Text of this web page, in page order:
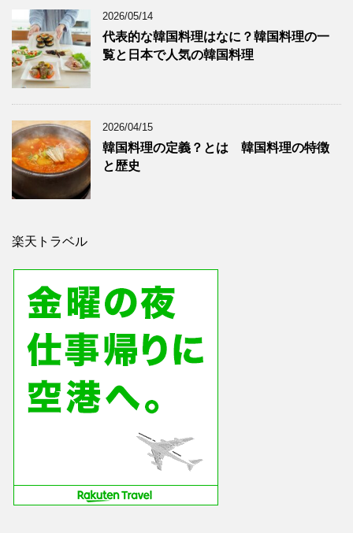
2026/05/14
代表的な韓国料理はなに？韓国料理の一
覧と日本で人気の韓国料理
2026/04/15
韓国料理の定義？とは 韓国料理の特徴
と歴史
楽天トラベル